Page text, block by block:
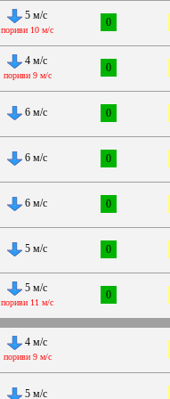
5 м/с
пориви 10 м/с
0
4 м/с
пориви 9 м/с
0
6 м/с 0
6 м/с 0
6 м/с 0
5 м/с 0
5 м/с
пориви 11 м/с
0
4 м/с
пориви 9 м/с
5 м/с